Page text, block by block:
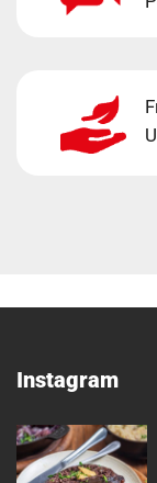
Instagram